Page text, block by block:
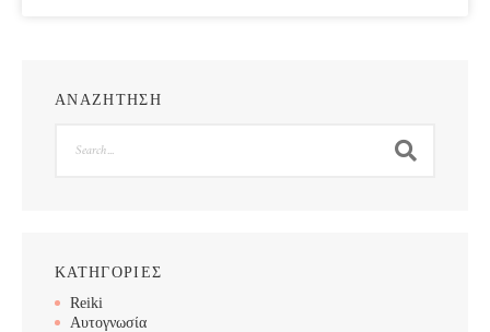
ΑΝΑΖΗΤΗΣΗ
ΚΑΤΗΓΟΡΙΕΣ
Reiki
Αυτογνωσία